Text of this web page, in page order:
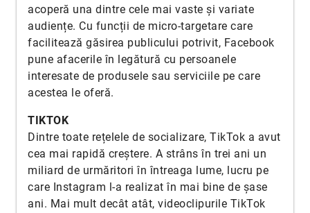
acoperă una dintre cele mai vaste și variate
audiențe. Cu funcții de micro-targetare care
facilitează găsirea publicului potrivit, Facebook
pune afacerile în legătură cu persoanele
interesate de produsele sau serviciile pe care
acestea le oferă.
TIKTOK
Dintre toate rețelele de socializare, TikTok a avut
cea mai rapidă creștere. A strâns în trei ani un
miliard de urmăritori în întreaga lume, lucru pe
care Instagram l-a realizat în mai bine de șase
ani. Mai mult decât atât, videoclipurile TikTok